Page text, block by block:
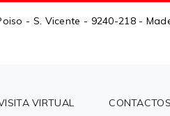
- S. Vicente - 9240-218 -
VIRTUAL CONTACTOS